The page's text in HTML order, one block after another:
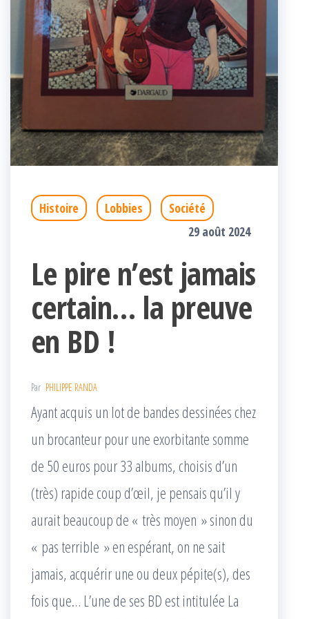
Histoire Lobbies
Société
29 août 2024
Le pire n’est jamais
certain… la preuve
en BD !
Par PHILIPPE RANDA
Ayant acquis un lot de bandes dessinées chez
un brocanteur pour une exorbitante somme
de 50 euros pour 33 albums, choisis d’un
(très) rapide coup d’œil, je pensais qu’il y
aurait beaucoup de « très moyen » sinon du
« pas terrible » en espérant, on ne sait
jamais, acquérir une ou deux pépite(s), des
fois que… L’une de ses BD est intitulée La